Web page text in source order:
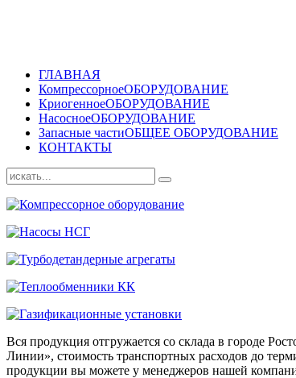
ГЛАВНАЯ
КомпрессорноеОБОРУДОВАНИЕ
КриогенноеОБОРУДОВАНИЕ
НасосноеОБОРУДОВАНИЕ
Запасные частиОБЩЕЕ ОБОРУДОВАНИЕ
КОНТАКТЫ
Вся продукция отгружается со склада в городе
Линии», стоимость транспортных расходов до
продукции вы можете у менеджеров нашей